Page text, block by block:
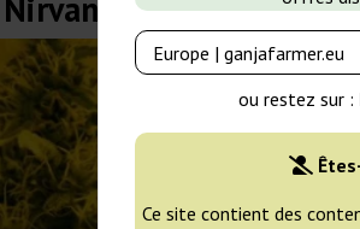
ou restez sur :
Ce site contient des